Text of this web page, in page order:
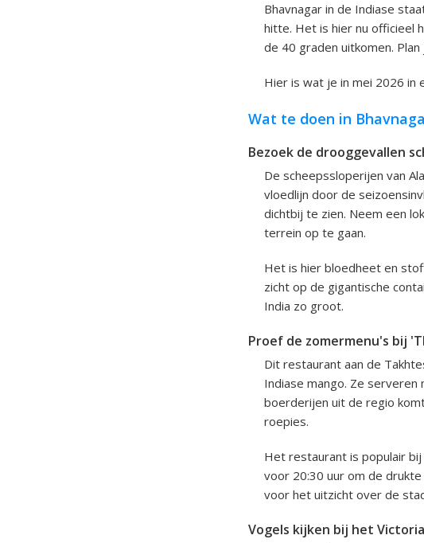
Bhavnagar in de Indiase
hitte. Het is hier nu officieel
de 40 graden uitkomen.
Hier is wat je in mei 2026 in
Wat te doen in
Bezoek de drooggevallen
De scheepssloperijen van
vloedlijn door de
dichtbij te zien. Neem een
terrein op te gaan.
Het is hier bloedheet en
zicht op de gigantische
India zo groot.
Proef de zomermenu's bij
Dit restaurant aan de
Indiase mango. Ze serveren
boerderijen uit de regio
roepies.
Het restaurant is populair
voor 20:30 uur om de
voor het uitzicht over de
Vogels kijken bij het